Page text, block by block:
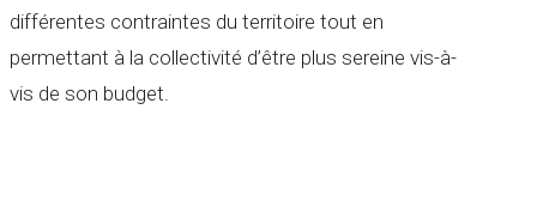
différentes contraintes du territoire tout en
permettant à la collectivité d’être plus sereine vis-à-
vis de son budget.